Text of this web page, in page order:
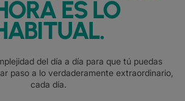
ES LO
del día a día para que tú puedas
paso a lo verdaderamente extraordinario,
cada día.